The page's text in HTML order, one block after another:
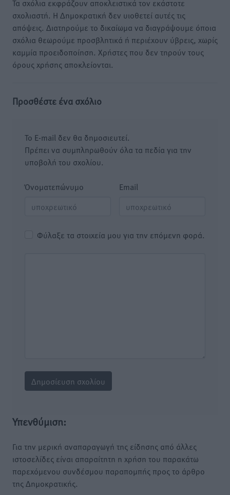
Τα σχόλια εκφράζουν αποκλειστικά τον εκάστοτε
σχολιαστή. Η Δημοκρατική δεν υιοθετεί αυτές τις
απόψεις. Διατηρούμε το δικαίωμα να διαγράψουμε όποια
σχόλια θεωρούμε προσβλητικά ή περιέχουν ύβρεις, χωρίς
καμμία προειδοποίηση. Χρήστες που δεν τηρούν τους
όρους χρήσης αποκλείονται.
Προσθέστε ένα σχόλιο
Το E-mail δεν θα δημοσιευτεί.
Πρέπει να συμπληρωθούν όλα τα πεδία για την
υποβολή του σχολίου.
Όνοματεπώνυμο Email
Φύλαξε τα στοιχεία μου για την επόμενη φορά.
Υπενθύμιση:
Για την μερική αναπαραγωγή της είδησης από άλλες
ιστοσελίδες είναι απαραίτητη η χρήση του παρακάτω
παρεχόμενου συνδέσμου παραπομπής προς το άρθρο
της Δημοκρατικής.